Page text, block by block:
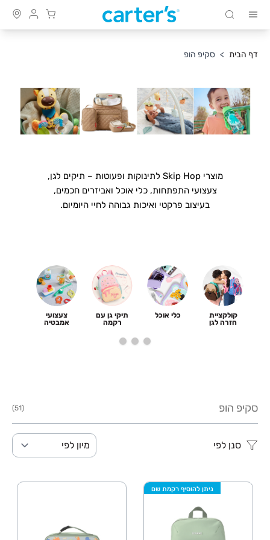
Cart
חיפוש
דף הבית > סקיפ הופ
מוצרי Skip Hop לתינוקות ופעוטות – תיקים לגן,
צעצועי התפתחות, כלי אוכל ואביזרים חכמים,
בעיצוב פרקטי ואיכות גבוהה לחיי היומיום.
קולקציית
חזרה לגן
כלי אוכל
תיקי גן עם
רקמה
צעצועי
אמבטיה
סקיפ הופ (51)
סנן לפי
מיון לפי
ניתן להוסיף רקמת שם